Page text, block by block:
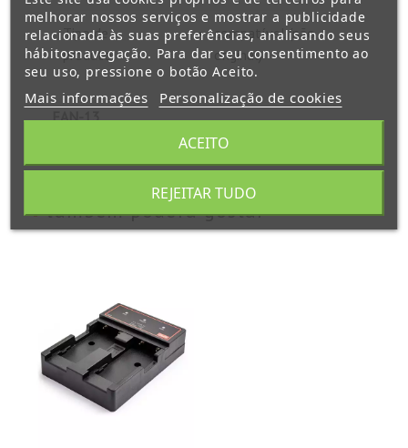
Tipo de
produto
compatível (não
original)
EAN-13
também poderá gostar
melhorar nossos serviços e mostrar a publicidade
relacionada às suas preferências, analisando seus
hábitosnavegação. Para dar seu consentimento ao
seu uso, pressione o botão Aceito.
Mais informações Personalização de cookies
REJEITAR TUDO
ACEITO